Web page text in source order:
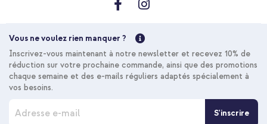
Vous ne voulez rien manquer ?
Inscrivez-vous maintenant à notre newsletter et recevez 10% de
réduction sur votre prochaine commande, ainsi que des promotions
chaque semaine et des e-mails réguliers adaptés spécialement à
vos besoins.
S'inscrire